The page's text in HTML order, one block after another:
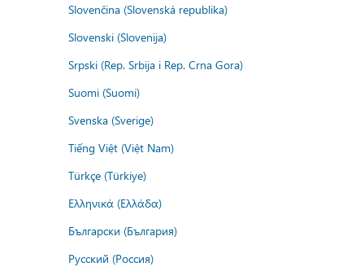
Slovenčina (Slovenská republika)
Slovenski (Slovenija)
Srpski (Rep. Srbija i Rep. Crna Gora)
Suomi (Suomi)
Svenska (Sverige)
Tiếng Việt (Việt Nam)
Türkçe (Türkiye)
Ελληνικά (Ελλάδα)
Български (България)
Русский (Россия)